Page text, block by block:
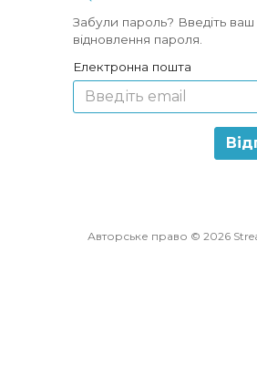
Забули пароль? Введіть
відновлення пароля.
Електронна пошта
Авторське право © 2026